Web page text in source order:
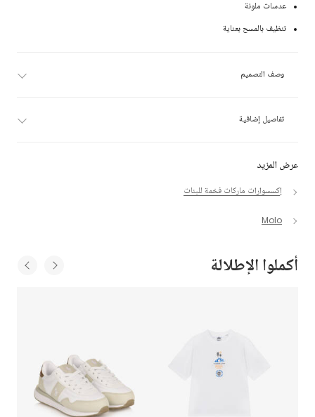
عرض المزيد
إكسسوارات ماركات فخمة للبنات
Molo
عدسات ملونة
تنظيف بالمسح بعناية
وصف التصميم
تفاصيل إضافية
أكملوا الإطلالة